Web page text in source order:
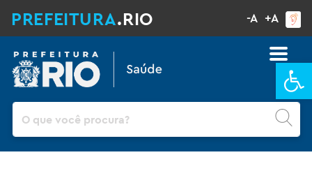
PREFEITURA.RIO -A +A